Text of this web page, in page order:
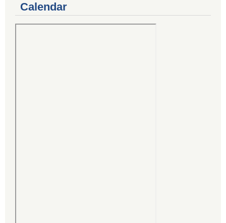
Calendar